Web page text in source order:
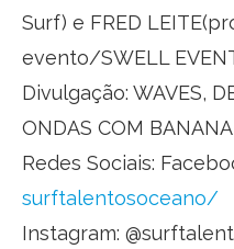
Surf) e FRED
evento/SWELL
Divulgação: WAVES,
ONDAS COM BANANA
Redes Sociais:
surftalentosoceano/
Instagram: